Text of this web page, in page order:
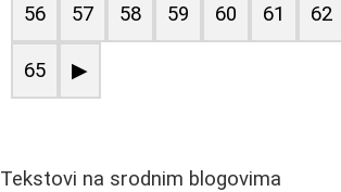
56 57 58 59 60 61 62
65 ▶
Tekstovi na srodnim blogovima